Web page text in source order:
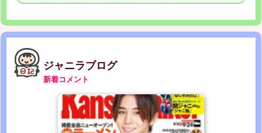
ジャニラブログ
新着コメント